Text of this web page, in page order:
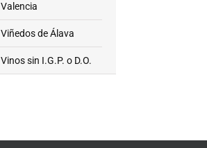
Valencia
Viñedos de Álava
Vinos sin I.G.P. o D.O.